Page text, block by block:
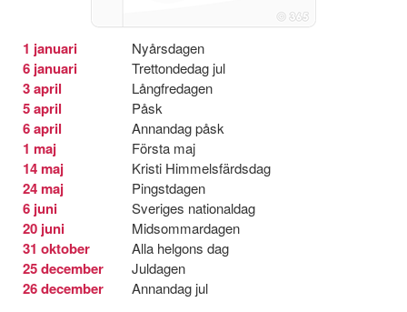
1 januari Nyårsdagen
6 januari Trettondedag jul
3 april Långfredagen
5 april Påsk
6 april Annandag påsk
1 maj Första maj
14 maj Kristi Himmelsfärdsdag
24 maj Pingstdagen
6 juni Sveriges nationaldag
20 juni Midsommardagen
31 oktober Alla helgons dag
25 december Juldagen
26 december
Annandag jul